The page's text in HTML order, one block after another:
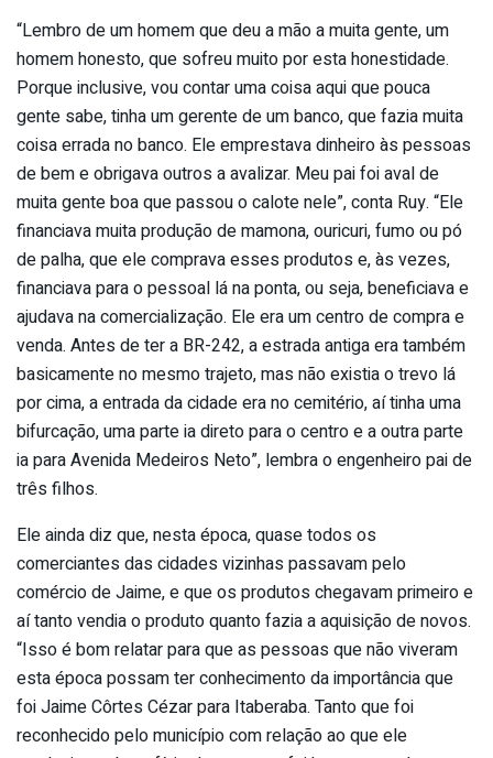
“Lembro de um homem que deu a mão a muita gente, um
homem honesto, que sofreu muito por esta honestidade.
Porque inclusive, vou contar uma coisa aqui que pouca
gente sabe, tinha um gerente de um banco, que fazia muita
coisa errada no banco. Ele emprestava dinheiro às pessoas
de bem e obrigava outros a avalizar. Meu pai foi aval de
muita gente boa que passou o calote nele”, conta Ruy. “Ele
financiava muita produção de mamona, ouricuri, fumo ou pó
de palha, que ele comprava esses produtos e, às vezes,
financiava para o pessoal lá na ponta, ou seja, beneficiava e
ajudava na comercialização. Ele era um centro de compra e
venda. Antes de ter a BR-242, a estrada antiga era também
basicamente no mesmo trajeto, mas não existia o trevo lá
por cima, a entrada da cidade era no cemitério, aí tinha uma
bifurcação, uma parte ia direto para o centro e a outra parte
ia para Avenida Medeiros Neto”, lembra o engenheiro pai de
três filhos.
Ele ainda diz que, nesta época, quase todos os
comerciantes das cidades vizinhas passavam pelo
comércio de Jaime, e que os produtos chegavam primeiro e
aí tanto vendia o produto quanto fazia a aquisição de novos.
“Isso é bom relatar para que as pessoas que não viveram
esta época possam ter conhecimento da importância que
foi Jaime Côrtes Cézar para Itaberaba. Tanto que foi
reconhecido pelo município com relação ao que ele